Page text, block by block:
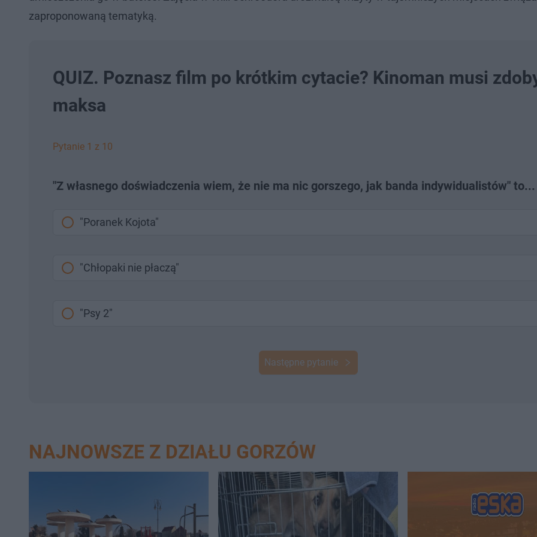
zaproponowaną tematyką.
QUIZ. Poznasz film po krótkim cytacie? Kinoman musi
maksa
Pytanie 1 z 10
"Z własnego doświadczenia wiem, że nie ma nic gorszego, jak banda indywidualistów" to...
"Poranek Kojota"
"Chłopaki nie płaczą"
"Psy 2"
Następne pytanie
NAJNOWSZE Z DZIAŁU GORZÓW